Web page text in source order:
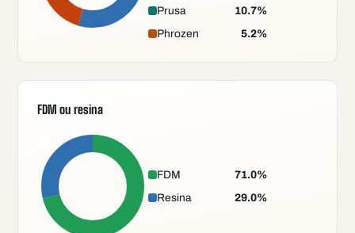
Prusa
10.7%
Phrozen
5.2%
FDM ou resina
FDM 71.0%
Resina
29.0%